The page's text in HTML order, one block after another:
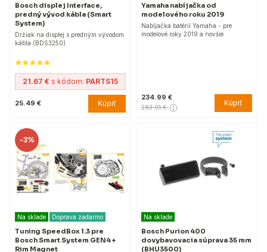
Bosch displej Interface,
predný vývod kábla (Smart
System)
Držiak na displej s predným vývodom
kábla (BDS3250).
21.67 € s kódom: PARTS15
25.49 € Kúpiť
Yamaha nabíjačka od
modelového roku 2019
Nabíjačka batérií Yamaha - pre
modelové roky 2019 a novšie
234.99 €
283.91 € Kúpiť
-3%
Na sklade Doprava zadarmo
Tuning SpeedBox 1.3 pre
Bosch Smart System GEN4 +
Rim Magnet
Na sklade
Bosch Purion 400
dovybavovacia súprava 35 mm
(BHU3500)